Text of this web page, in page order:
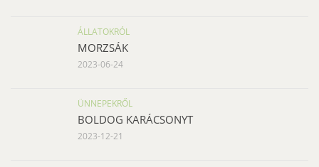
ÁLLATOKRÓL
MORZSÁK
2023-06-24
ÜNNEPEKRŐL
BOLDOG KARÁCSONYT
2023-12-21